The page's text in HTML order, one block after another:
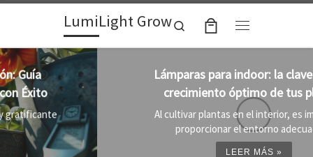
Skip to contentLumiLight Grow
Search
Lámparas para indoor: la clave para un
crecimiento óptimo de tus plantas
Al cultivar plantas en el interior, es importante
proporcionar el entorno adecuado ...